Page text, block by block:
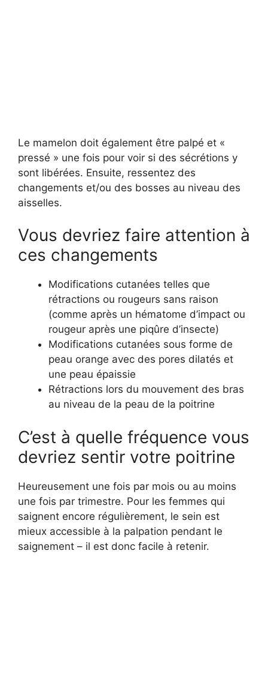
Le mamelon doit également être palpé et «
pressé » une fois pour voir si des sécrétions y
sont libérées. Ensuite, ressentez des
changements et/ou des bosses au niveau des
aisselles.
Vous devriez faire attention à
ces changements
Modifications cutanées telles que
rétractions ou rougeurs sans raison
(comme après un hématome d’impact ou
rougeur après une piqûre d’insecte)
Modifications cutanées sous forme de
peau orange avec des pores dilatés et
une peau épaissie
Rétractions lors du mouvement des bras
au niveau de la peau de la poitrine
C’est à quelle fréquence vous
devriez sentir votre poitrine
Heureusement une fois par mois ou au moins
une fois par trimestre. Pour les femmes qui
saignent encore régulièrement, le sein est
mieux accessible à la palpation pendant le
saignement – ​​il est donc facile à retenir.